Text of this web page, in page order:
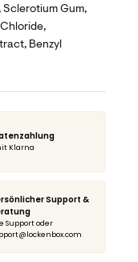
Sclerotium Gum,
Benzyl
Klarna
Support &
Support oder